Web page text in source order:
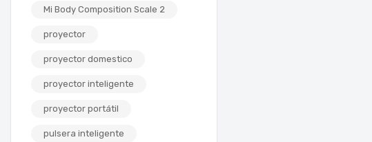
Mi Body Composition Scale 2
proyector
proyector domestico
proyector inteligente
proyector portátil
pulsera inteligente